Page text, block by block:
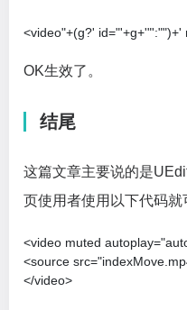
<video"+(g?' id="'+g+'"':"")+'
OK生效了。
结尾
这篇文章主要说的是
页使用者使用以下代码就
<video muted
<source
</video>